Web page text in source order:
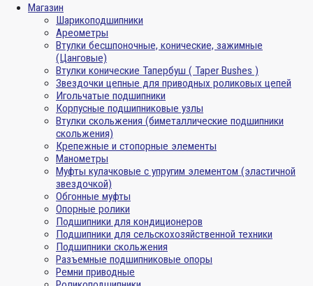
Магазин
Шарикоподшипники
Ареометры
Втулки бесшпоночные, конические, зажимные
(Цанговые)
Втулки конические Тапербуш ( Taper Bushes )
Звездочки цепные для приводных роликовых цепей
Игольчатые подшипники
Корпусные подшипниковые узлы
Втулки скольжения (биметаллические подшипники
скольжения)
Крепежные и стопорные элементы
Манометры
Муфты кулачковые с упругим элементом (эластичной
звездочкой)
Обгонные муфты
Опорные ролики
Подшипники для кондиционеров
Подшипники для сельскохозяйственной техники
Подшипники скольжения
Разъемные подшипниковые опоры
Ремни приводные